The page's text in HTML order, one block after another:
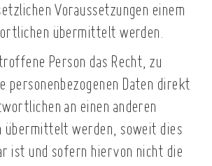
Voraussetzungen einem
übermittelt werden.
Person das Recht, zu
personenbezogenen Daten direkt
an einen anderen
übermittelt werden, soweit dies
ist und sofern hiervon nicht die